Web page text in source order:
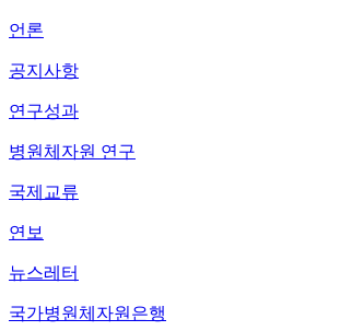
언론
공지사항
연구성과
병원체자원 연구
국제교류
연보
뉴스레터
국가병원체자원은행